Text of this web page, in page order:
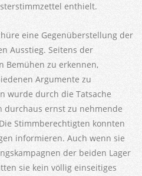
enthielt.
eine Gegenüberstellung der
Ausstieg. Seitens der
Bemühen zu erkennen,
Argumente zu
wurde durch die Tatsache
durchaus ernst zu nehmende
Stimmberechtigten konnten
informieren. Auch wenn sie
der beiden Lager
sie kein völlig einseitiges